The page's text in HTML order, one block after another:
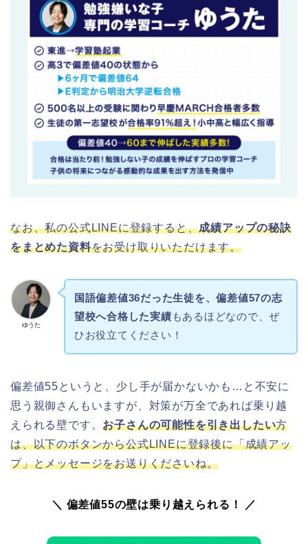
なお、私の公式LINEに登録すると、成績アップの秘訣
をまとめた資料をお受け取りいただけます。
ゆうた
国語偏差値36だった生徒を、偏差値57の志
望校へ合格した実績 もあるほどなので、ぜ
ひお役立てください！
偏差値55というと、少し手が届かないかも…と不安に
思う親御さんもいますが、対策が万全であれば乗り越
えられる壁です。お子さんの可能性を引き出したい方
は、以下のボタンから公式LINEに登録後に「成績アッ
プ」とメッセージをお送りくださいね。
＼ 偏差値55の壁は乗り越えられる！ ／